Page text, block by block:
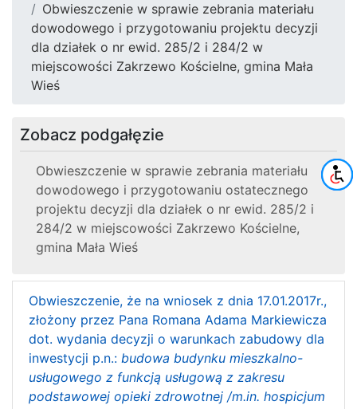
Obwieszczenie w sprawie zebrania materiału
dowodowego i przygotowaniu projektu decyzji
dla działek o nr ewid. 285/2 i 284/2 w
miejscowości Zakrzewo Kościelne, gmina Mała
Wieś
Zobacz podgałęzie
Obwieszczenie w sprawie zebrania materiału
dowodowego i przygotowaniu ostatecznego
projektu decyzji dla działek o nr ewid. 285/2 i
284/2 w miejscowości Zakrzewo Kościelne,
gmina Mała Wieś
Obwieszczenie, że na wniosek z dnia 17.01.2017r.,
złożony przez Pana Romana Adama Markiewicza
dot. wydania decyzji o warunkach zabudowy dla
inwestycji p.n.: budowa budynku mieszkalno-
usługowego z funkcją usługową z zakresu
podstawowej opieki zdrowotnej /m.in. hospicjum